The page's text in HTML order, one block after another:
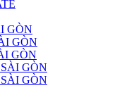
GÒN
GÒN
GÒN
GÒN
GÒN